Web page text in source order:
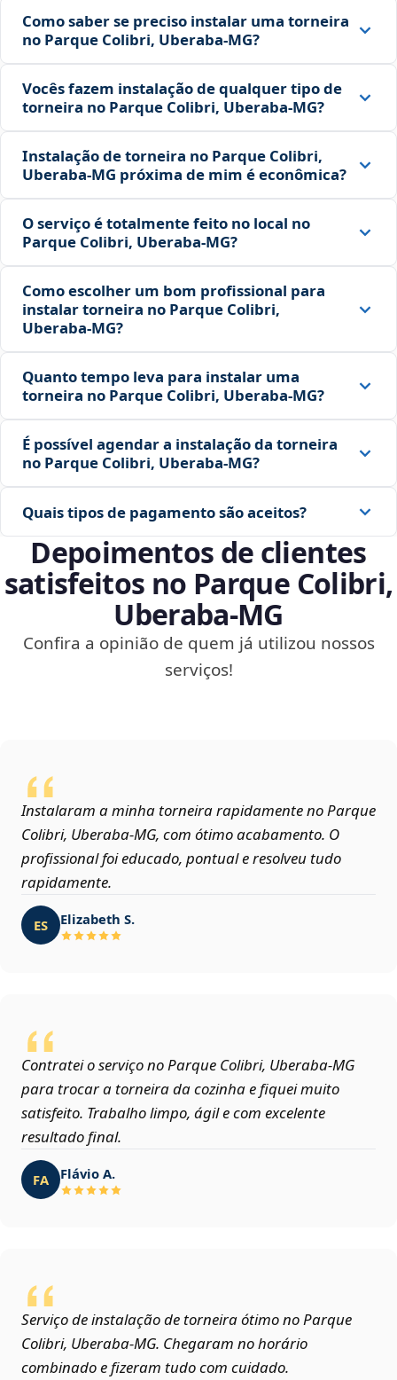
Como saber se preciso instalar uma torneira
no Parque Colibri, Uberaba‑MG?
Vocês fazem instalação de qualquer tipo de
torneira no Parque Colibri, Uberaba‑MG?
Instalação de torneira no Parque Colibri,
Uberaba‑MG próxima de mim é econômica?
O serviço é totalmente feito no local no
Parque Colibri, Uberaba‑MG?
Como escolher um bom profissional para
instalar torneira no Parque Colibri,
Uberaba‑MG?
Quanto tempo leva para instalar uma
torneira no Parque Colibri, Uberaba‑MG?
É possível agendar a instalação da torneira
no Parque Colibri, Uberaba‑MG?
Quais tipos de pagamento são aceitos?
Depoimentos de clientes
satisfeitos no Parque Colibri,
Uberaba‑MG
Confira a opinião de quem já utilizou nossos
serviços!
Instalaram a minha torneira rapidamente no Parque
Colibri, Uberaba‑MG, com ótimo acabamento. O
profissional foi educado, pontual e resolveu tudo
rapidamente.
ES Elizabeth S.
Contratei o serviço no Parque Colibri, Uberaba‑MG
para trocar a torneira da cozinha e fiquei muito
satisfeito. Trabalho limpo, ágil e com excelente
resultado final.
FA Flávio A.
Serviço de instalação de torneira ótimo no Parque
Colibri, Uberaba‑MG. Chegaram no horário
combinado e fizeram tudo com cuidado.